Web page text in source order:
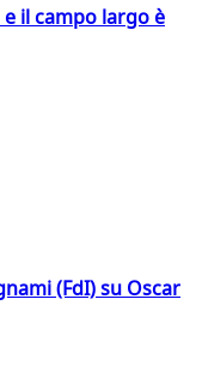
il campo largo è
(FdI) su Oscar